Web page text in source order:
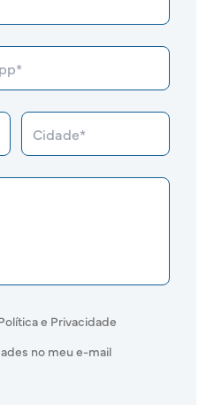
e Privacidade
no meu e-mail